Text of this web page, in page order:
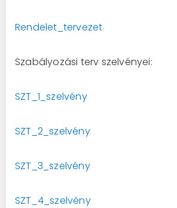
Rendelet_tervezet
Szabályozási terv szelvényei:
SZT_1_szelvény
SZT_2_szelvény
SZT_3_szelvény
SZT_4_szelvény